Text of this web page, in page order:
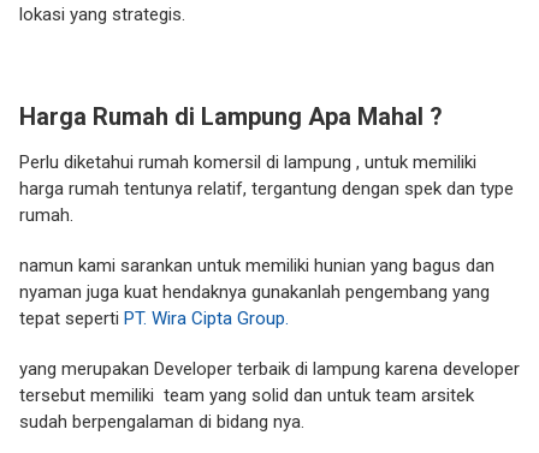
lokasi yang strategis.
Harga Rumah di Lampung Apa Mahal ?
Perlu diketahui rumah komersil di lampung , untuk memiliki
harga rumah tentunya relatif, tergantung dengan spek dan type
rumah.
namun kami sarankan untuk memiliki hunian yang bagus dan
nyaman juga kuat hendaknya gunakanlah pengembang yang
tepat seperti PT. Wira Cipta Group.
yang merupakan Developer terbaik di lampung karena developer
tersebut memiliki team yang solid dan untuk team arsitek
sudah berpengalaman di bidang nya.